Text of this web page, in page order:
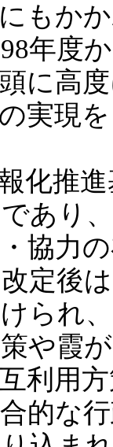
もか
年度
に高
実現
化推
あり
協力
定後
られ
や霞
利用
的な